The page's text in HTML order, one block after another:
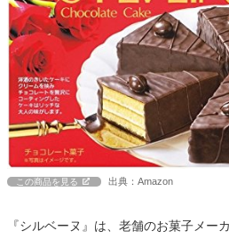
この商品を見る 出典：Amazon
『シルベーヌ』は、老舗のお菓子メー